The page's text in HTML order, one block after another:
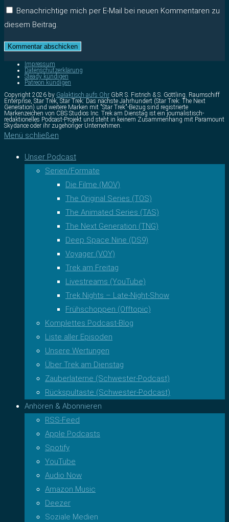
Benachrichtige mich per E-Mail bei neuen Kommentaren zu
diesem Beitrag.
Impressum
Datenschutzerklärung
Steady kündigen
Patreon kündigen
Copyright 2026 by Galaktisch aufs Ohr GbR S. Fistrich & S. Göttling. Raumschiff
Enterprise, Star Trek, Star Trek: Das nächste Jahrhundert (Star Trek: The Next
Generation) und weitere Marken mit "Star Trek"-Bezug sind registrierte
Markenzeichen von CBS Studios Inc. Trek am Dienstag ist ein journalistisch-
redaktionelles Podcast-Projekt und steht in keinem Zusammenhang mit Paramount
Skydance oder ihr zugehöriger Unternehmen.
Menü schließen
Unser Podcast
Serien/Formate
Die Filme (MOV)
The Original Series (TOS)
The Animated Series (TAS)
The Next Generation (TNG)
Deep Space Nine (DS9)
Voyager (VOY)
Trek am Freitag
Livestreams (YouTube)
Trek Nights – Late-Night-Show
Frühschoppen (Offtopic)
Komplettes Podcast-Blog
Liste aller Episoden
Unsere Wertungen
Über Trek am Dienstag
Zauberlaterne (Schwester-Podcast)
Rückspultaste (Schwester-Podcast)
Anhören & Abonnieren
RSS-Feed
Apple Podcasts
Spotify
YouTube
Audio Now
Amazon Music
Deezer
Soziale Medien